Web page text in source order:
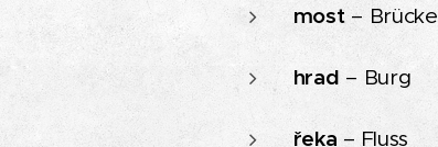
most– Brücke
hrad – Burg
řeka – Fluss